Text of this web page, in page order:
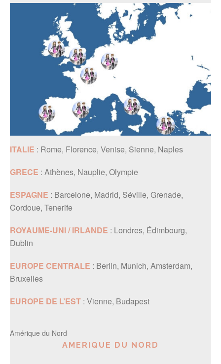
ITALIE : Rome, Florence, Venise, Sienne, Naples
GRECE : Athènes, Nauplie, Olympie
ESPAGNE : Barcelone, Madrid, Séville, Grenade,
Cordoue, Tenerife
ROYAUME-UNI / IRLANDE : Londres, Édimbourg,
Dublin
EUROPE CENTRALE : Berlin, Munich, Amsterdam,
Bruxelles
EUROPE DE L’EST : Vienne, Budapest
Amérique du Nord
AMERIQUE DU NORD